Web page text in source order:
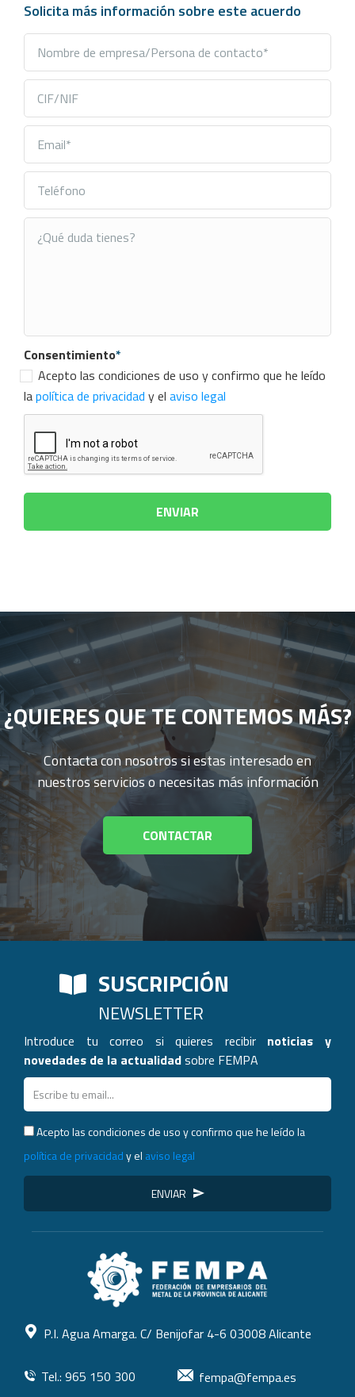
Solicita más información sobre este acuerdo
Consentimiento*
Acepto las condiciones de uso y confirmo que he leído
lapolítica de privacidad y el aviso legal
¿QUIERES QUE TE CONTEMOS MÁS?
Contacta con nosotros si estas interesado en
nuestros servicios o necesitas más información
CONTACTAR
SUSCRIPCIÓN
NEWSLETTER
Introduce tu correo si quieres recibir noticias y
novedades de la actualidadsobre FEMPA
Acepto las condiciones de uso y confirmo que he leído la
política de privacidady el aviso legal
ENVIAR
P.I. Agua Amarga. C/ Benijofar 4-6 03008 Alicante
Tel.: 965 150 300 fempa@fempa.es